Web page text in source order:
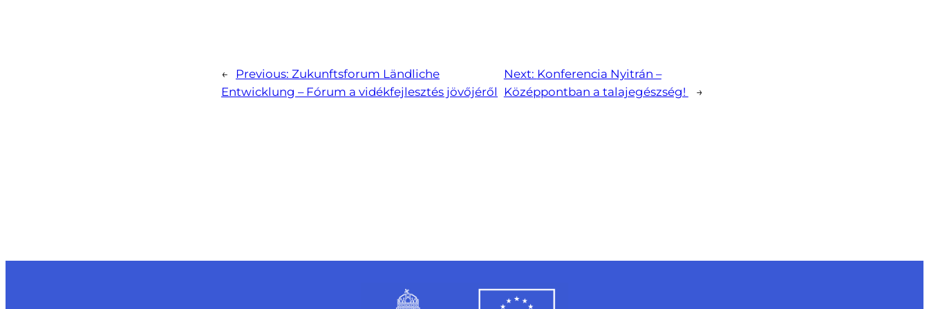
← Previous: Zukunftsforum Ländliche
Entwicklung – Fórum a vidékfejlesztés jövőjéről
Next: Konferencia Nyitrán –
Középpontban a talajegészség!
→